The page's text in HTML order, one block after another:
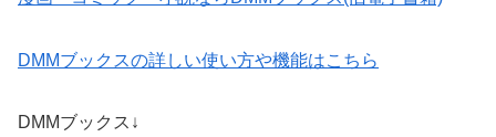
DMMブックスの詳しい使い方や機能はこちら
DMMブックス↓